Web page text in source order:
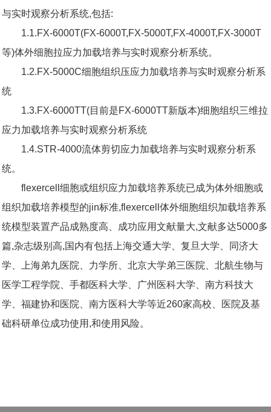
与实时观察分析系统,包括:
1.1.FX-6000T(FX-6000T,FX-5000T,FX-4000T,FX-3000T
等)体外细胞拉应力加载培养与实时观察分析系统。
1.2.FX-5000C细胞组织压应力加载培养与实时观察分析系
统
1.3.FX-6000TT(目前是FX-6000TT新版本)细胞组织三维拉
应力加载培养与实时观察分析系统
1.4.STR-4000流体剪切应力加载培养与实时观察分析系
统。
flexercell细胞或组织应力加载培养系统已成为体外细胞或
组织加载培养模型的jin标准,flexercell体外细胞组织加载培养系
统模型装置产品成熟度高、成功应用文献量大,文献多达5000多
篇,杂志级别高,国内有包括上海交通大学、复旦大学、同济大
学、上海弟九医院、力学所、北京大学弟三医院、北航生物与
医学工程学院、手都医科大学、广州医科大学、南方科技大
学、福建协和医院、南方医科大学等近260家高校、医院及基
础科研单位成功使用,和使用风险。